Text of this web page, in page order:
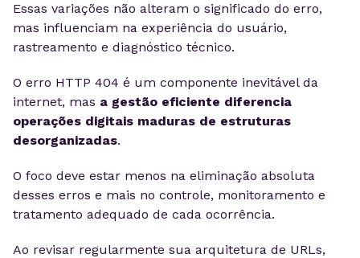
Essas variações não alteram o significado do erro,
mas influenciam na experiência do usuário,
rastreamento e diagnóstico técnico.
O erro HTTP 404 é um componente inevitável da
internet, mas a gestão eficiente diferencia
operações digitais maduras de estruturas
desorganizadas.
O foco deve estar menos na eliminação absoluta
desses erros e mais no controle, monitoramento e
tratamento adequado de cada ocorrência.
Ao revisar regularmente sua arquitetura de URLs,